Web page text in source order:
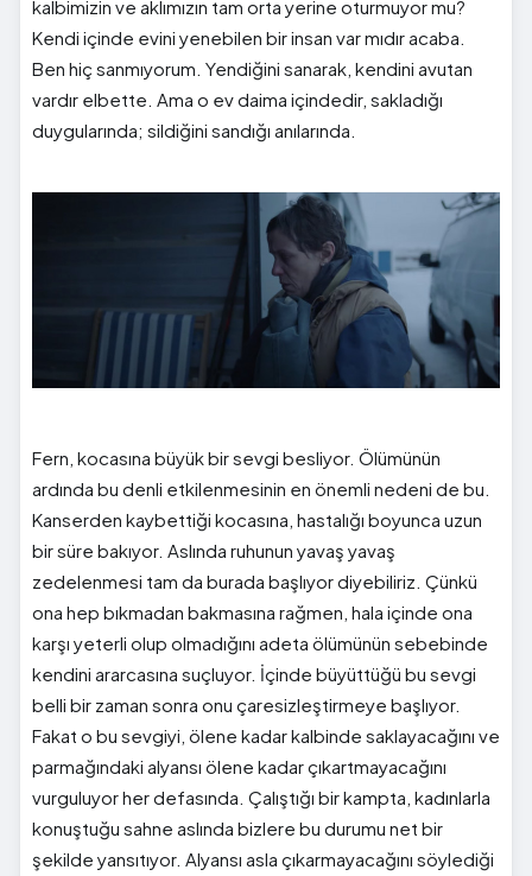
kalbimizin ve aklımızın tam orta yerine oturmuyor mu?
Kendi içinde evini yenebilen bir insan var mıdır acaba.
Ben hiç sanmıyorum. Yendiğini sanarak, kendini avutan
vardır elbette. Ama o ev daima içindedir, sakladığı
duygularında; sildiğini sandığı anılarında.
Fern, kocasına büyük bir sevgi besliyor. Ölümünün
ardında bu denli etkilenmesinin en önemli nedeni de bu.
Kanserden kaybettiği kocasına, hastalığı boyunca uzun
bir süre bakıyor. Aslında ruhunun yavaş yavaş
zedelenmesi tam da burada başlıyor diyebiliriz. Çünkü
ona hep bıkmadan bakmasına rağmen, hala içinde ona
karşı yeterli olup olmadığını adeta ölümünün sebebinde
kendini ararcasına suçluyor. İçinde büyüttüğü bu sevgi
belli bir zaman sonra onu çaresizleştirmeye başlıyor.
Fakat o bu sevgiyi, ölene kadar kalbinde saklayacağını ve
parmağındaki alyansı ölene kadar çıkartmayacağını
vurguluyor her defasında. Çalıştığı bir kampta, kadınlarla
konuştuğu sahne aslında bizlere bu durumu net bir
şekilde yansıtıyor. Alyansı asla çıkarmayacağını söylediği